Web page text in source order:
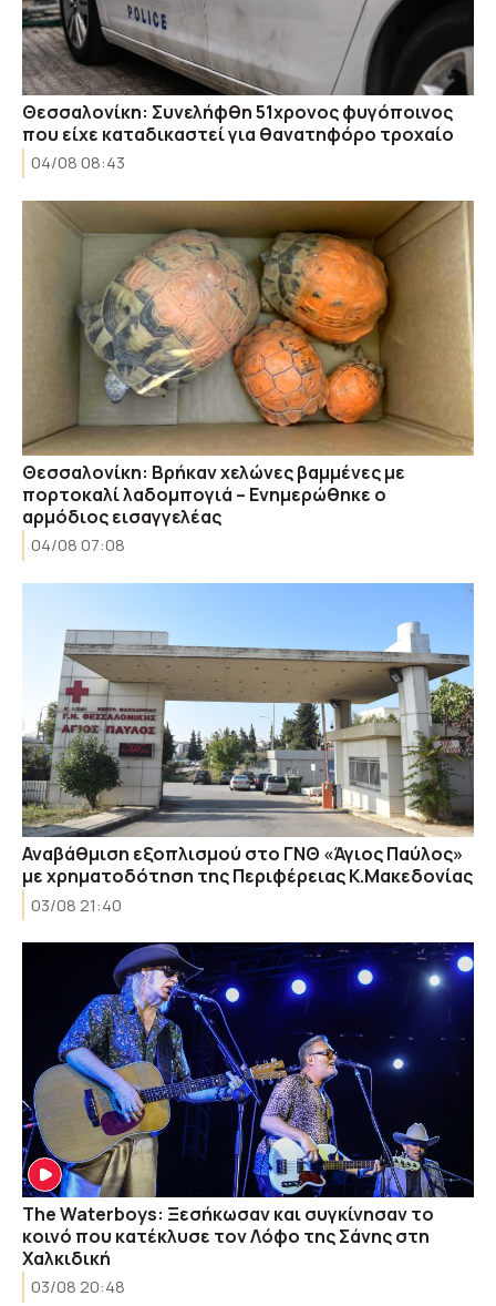
Θεσσαλονίκη: Συνελήφθη 51χρονος φυγόποινος
που είχε καταδικαστεί για θανατηφόρο τροχαίο
04/08 08:43
Θεσσαλονίκη: Βρήκαν χελώνες βαμμένες με
πορτοκαλί λαδομπογιά – Ενημερώθηκε ο
αρμόδιος εισαγγελέας
04/08 07:08
Αναβάθμιση εξοπλισμού στο ΓΝΘ «Άγιος Παύλος»
με χρηματοδότηση της Περιφέρειας Κ.Μακεδονίας
03/08 21:40
The Waterboys: Ξεσήκωσαν και συγκίνησαν το
κοινό που κατέκλυσε τον Λόφο της Σάνης στη
Χαλκιδική
03/08 20:48